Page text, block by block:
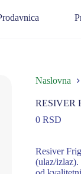
Naslovna
RESIVER
0 RSD
Resiver
(ulaz/izlaz).